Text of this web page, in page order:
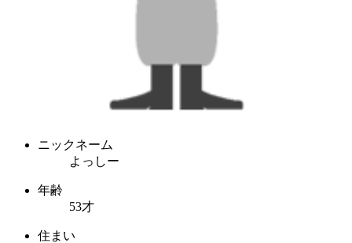
ニックネーム
よっしー
年齢
53才
住まい